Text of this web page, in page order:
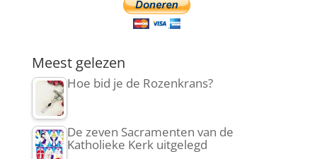
Meest gelezen
Hoe bid je de Rozenkrans?
De zeven Sacramenten van de
Katholieke Kerk uitgelegd